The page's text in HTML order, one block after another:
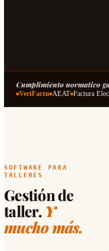
Cumplimiento normativo
VeriFactu AEAT Factura
SOFTWARE PARA
TALLERES
Gestión de
taller. Y
mucho más.